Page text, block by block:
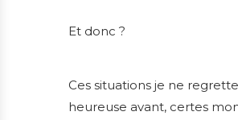
Et donc ?
Ces situations je ne
heureuse avant, certes